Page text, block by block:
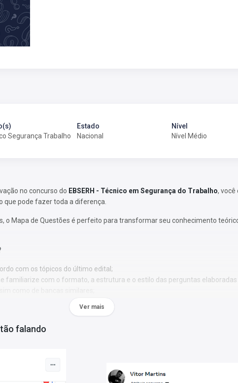
Segurança Trabalho
Estado
Nacional
Nível
Nível Médio
no concurso do EBSERH - Técnico em Segurança do Trabalho, você
que pode fazer toda a diferença.
o Mapa de Questões é perfeito para transformar seu conhecimento
com os tópicos do último edital;
familiarize com o formato, a estrutura e o estilo das perguntas elaboradas
para áreas de maior relevância;
de seus estudos para as áreas que necessitam maior dedicação;
adquirir o
Mapa de Questões - EBSERH - Técnico em Segurança do
Ver mais
falando